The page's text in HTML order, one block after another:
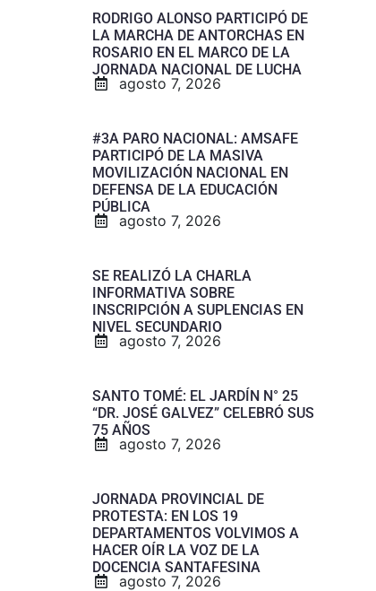
RODRIGO ALONSO PARTICIPÓ DE
LA MARCHA DE ANTORCHAS EN
ROSARIO EN EL MARCO DE LA
JORNADA NACIONAL DE LUCHA
agosto 7, 2026
#3A PARO NACIONAL: AMSAFE
PARTICIPÓ DE LA MASIVA
MOVILIZACIÓN NACIONAL EN
DEFENSA DE LA EDUCACIÓN
PÚBLICA
agosto 7, 2026
SE REALIZÓ LA CHARLA
INFORMATIVA SOBRE
INSCRIPCIÓN A SUPLENCIAS EN
NIVEL SECUNDARIO
agosto 7, 2026
SANTO TOMÉ: EL JARDÍN N° 25
“DR. JOSÉ GALVEZ” CELEBRÓ SUS
75 AÑOS
agosto 7, 2026
JORNADA PROVINCIAL DE
PROTESTA: EN LOS 19
DEPARTAMENTOS VOLVIMOS A
HACER OÍR LA VOZ DE LA
DOCENCIA SANTAFESINA
agosto 7, 2026